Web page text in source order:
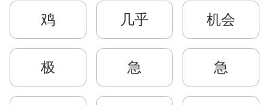
鸡 几乎 机会
极 急 急